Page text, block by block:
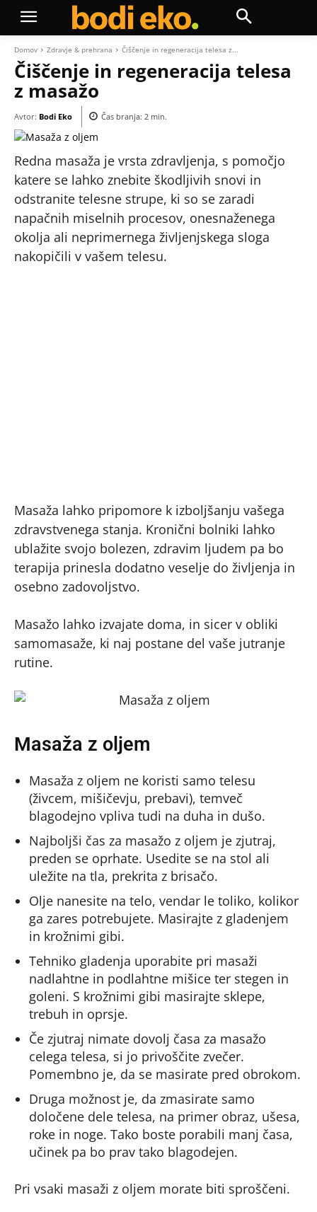
Domov Zdravje & prehrana Čiščenje in regeneracija telesa z...
Čiščenje in regeneracija telesa
z masažo
Avtor: Bodi Eko Čas branja: 2 min.
Redna masaža je vrsta zdravljenja, s pomočjo
katere se lahko znebite škodljivih snovi in
odstranite telesne strupe, ki so se zaradi
napačnih miselnih procesov, onesnaženega
okolja ali neprimernega življenjskega sloga
nakopičili v vašem telesu.
Masaža lahko pripomore k izboljšanju vašega
zdravstvenega stanja. Kronični bolniki lahko
ublažite svojo bolezen, zdravim ljudem pa bo
terapija prinesla dodatno veselje do življenja in
osebno zadovoljstvo.
Masažo lahko izvajate doma, in sicer v obliki
samomasaže, ki naj postane del vaše jutranje
rutine.
Masaža z oljem
Masaža z oljem ne koristi samo telesu
(živcem, mišičevju, prebavi), temveč
blagodejno vpliva tudi na duha in dušo.
Najboljši čas za masažo z oljem je zjutraj,
preden se oprhate. Usedite se na stol ali
uležite na tla, prekrita z brisačo.
Olje nanesite na telo, vendar le toliko, kolikor
ga zares potrebujete. Masirajte z gladenjem
in krožnimi gibi.
Tehniko gladenja uporabite pri masaži
nadlahtne in podlahtne mišice ter stegen in
goleni. S krožnimi gibi masirajte sklepe,
trebuh in oprsje.
Če zjutraj nimate dovolj časa za masažo
celega telesa, si jo privoščite zvečer.
Pomembno je, da se masirate pred obrokom.
Druga možnost je, da zmasirate samo
določene dele telesa, na primer obraz, ušesa,
roke in noge. Tako boste porabili manj časa,
učinek pa bo prav tako blagodejen.
Pri vsaki masaži z oljem morate biti sproščeni.